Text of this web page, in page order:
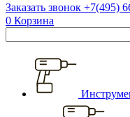
Заказать звонок +7(495)
0 Корзина